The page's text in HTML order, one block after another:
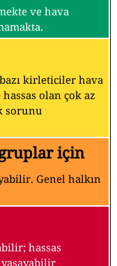
ve hava
kirleticiler hava
olan çok az
sorunu
gruplar için
Genel halkın
hassas